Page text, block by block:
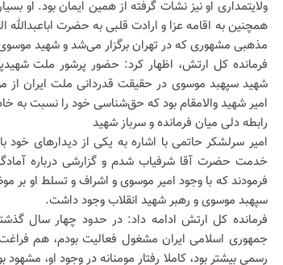
ولایتمداری او نیز نشات گرفته از همین ایمان بود. او
همچنین به اقامه عزا و ارادت قلبی به حضرت
مذهبی مشهوری که در تهران برگزار می‌شد و شهید
فرمانده کل ارتش، اظهار کرد: حضور پرشور ملت
شهید سپهبد موسوی در حقیقت قدردانی ملت ایران
امیر شهید والامقام بود که حق‌شناسی خود را نسبت به
رابطه دلی میان فرمانده و سرباز شهید
خدمت حضرت آقا شرفیاب شدم و گزارشی درباره
فرمودند که با وجود امیر موسوی و اشراف و تسلط او بر
سپهبد موسوی و رهبر شهید انقلاب وجود داشت.
فرمانده کل ارتش ادامه داد: در حدود چهار سال
جمهوری اسلامی ایران مشغول فعالیت بودم، هم
رسمی بیشتر بود، کاملا رفتار مومنانه در وجود او، مشهود